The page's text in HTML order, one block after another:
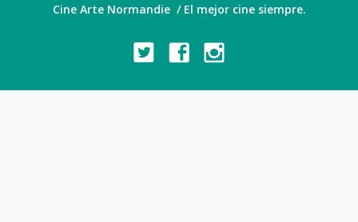
Cine Arte Normandie / El mejor cine siempre.